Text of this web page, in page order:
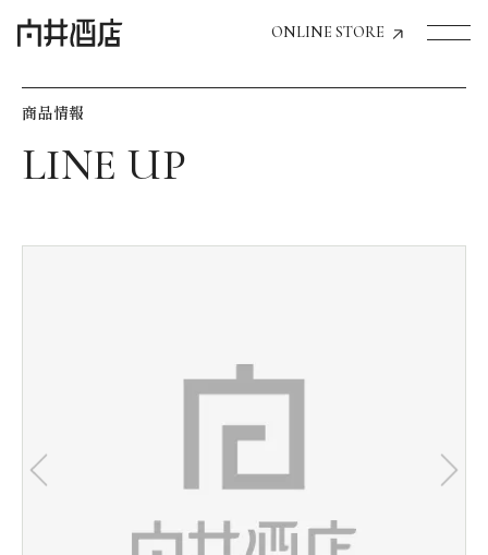
ONLINE STORE
飲食店経営のお客様
お気に入り機能の活用方法
会社情報
商品情報